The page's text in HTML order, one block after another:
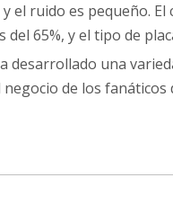
ruido es pequeño.
65%, y el tipo de
desarrollado una
de los